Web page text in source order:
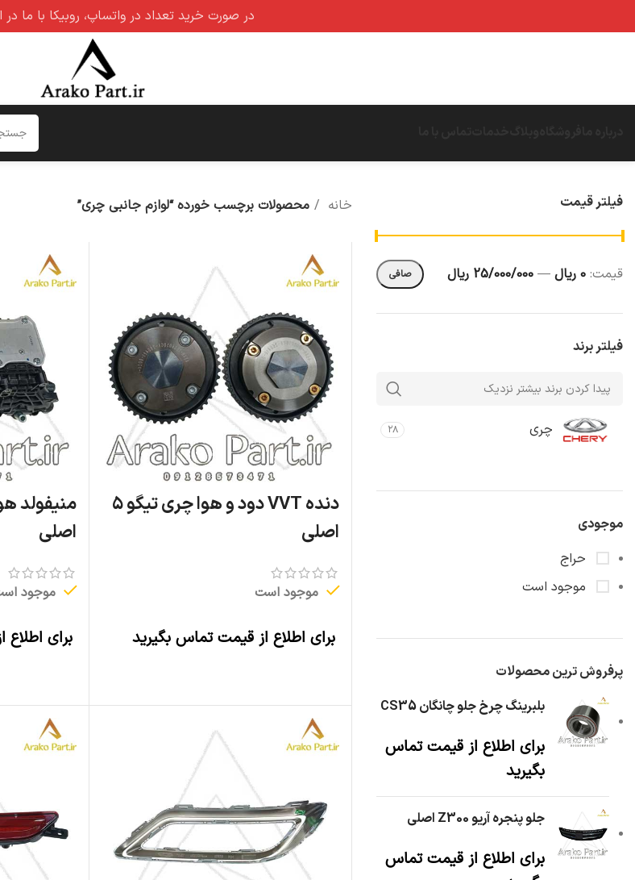
فیلتر قیمت
صافی قيمت: 0 ریال — 25/000/000 ریال
فیلتر برند
چری ۲۸
موجودی
حراج
موجود است
پرفروش ترین محصولات
بلبرینگ چرخ جلو چانگان CS35
برای اطلاع از قیمت تماس
بگیرید
جلو پنجره آریو Z300 اصلی
برای اطلاع از قیمت تماس
خانه محصولات برچسب خورده “لوازم جانبی چری”
دنده VVT دود و هوا چری تیگو ۵
اصلی
موجود است
برای اطلاع از قیمت تماس بگیرید
منیفولد
اصلی
موجود
برای
در صورت خرید تعداد در واتساپ، روبیکا با ما در